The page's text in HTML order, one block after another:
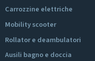
Carrozzine elettriche
Mobility scooter
Rollator e deambulatori
Ausili bagno e doccia